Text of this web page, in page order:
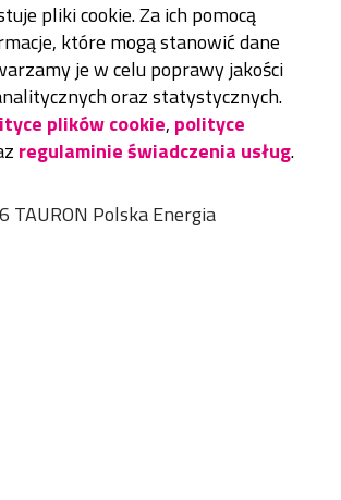
pliki cookie. Za ich pomocą
które mogą stanowić dane
je w celu poprawy jakości
oraz statystycznych.
plików cookie, polityce
regulaminie świadczenia usług.
TAURON Polska Energia